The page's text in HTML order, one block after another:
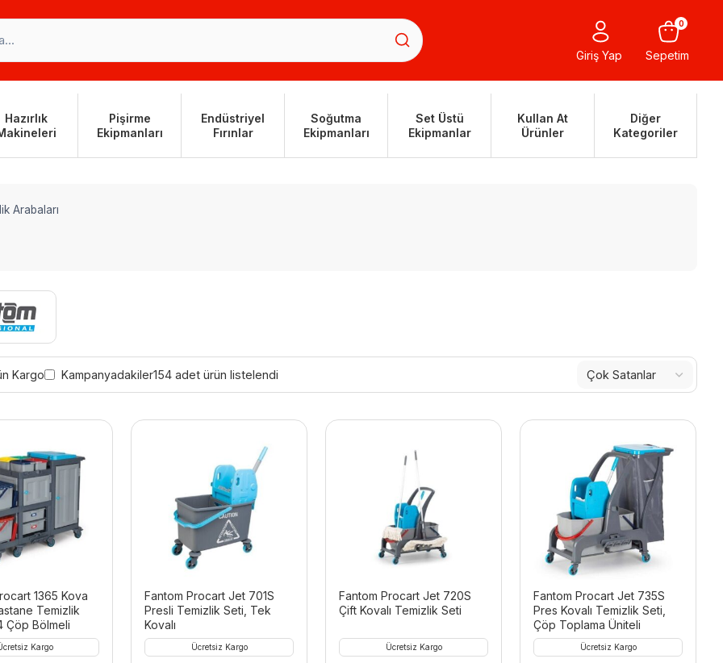
Giriş Yap Sepetim
0
Hazırlık
Pişirme
Ekipmanları
Endüstriyel
Fırınlar
Soğutma
Ekipmanları
Set Üstü
Ekipmanlar
Kullan At
Ürünler
Diğer
Kategoriler
Arabaları
Kargo Kampanyadakiler154 adet ürün listelendi
1365 Kova
Temizlik
Çöp Bölmeli
Kargo
Fantom Procart Jet 701S
Presli Temizlik Seti, Tek
Kovalı
Ücretsiz Kargo
Fantom Procart Jet 720S
Çift Kovalı Temizlik Seti
Ücretsiz Kargo
Fantom Procart Jet 735S
Pres Kovalı Temizlik Seti,
Çöp Toplama Üniteli
Ücretsiz Kargo